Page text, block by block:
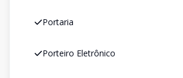
Portaria
Porteiro Eletrônico